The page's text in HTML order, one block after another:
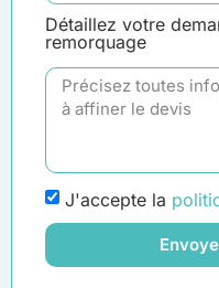
Détaillez votre
remorquage
J'accepte la